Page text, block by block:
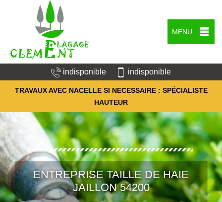
MENU
indisponible indisponible
TRAVAUX AVEC NACELLE SI NECESSAIRE : SPÉCIALISTE
HAUTEUR
ENTREPRISE TAILLE DE HAIE
JAILLON 54200